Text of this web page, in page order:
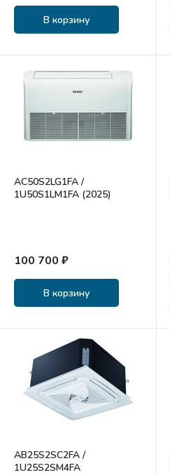
В корзину
AC50S2LG1FA /
1U50S1LM1FA (2025)
100 700 ₽
В корзину
AB25S2SC2FA /
1U25S2SM4FA